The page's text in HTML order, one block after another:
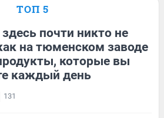
ТОП 5
почти никто не
на тюменском заводе
которые вы
каждый день
131